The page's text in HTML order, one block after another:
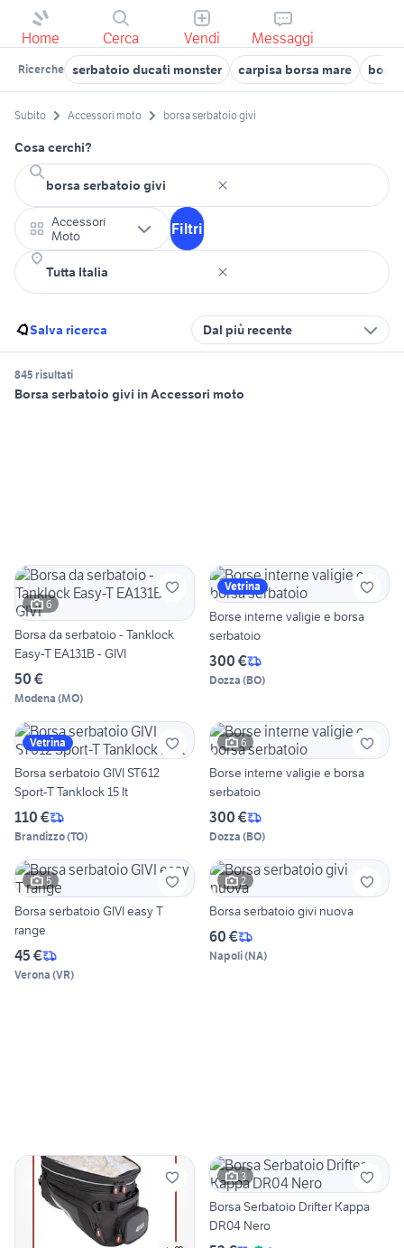
Home Cerca Vendi Messaggi
Ricerche serbatoio ducati monster carpisa borsa mare
Subito Accessori moto borsa serbatoio givi
Cosa cerchi?
Accessori
Moto
Filtri
Salva ricerca Dal più recente
845 risultati
Borsa serbatoio givi in Accessori moto
6
Borsa da serbatoio - Tanklock
Easy-T EA131B - GIVI
50 €
Modena (MO)
Vetrina
Borse interne valigie e borsa
serbatoio
300 €
Dozza (BO)
Vetrina
Borsa serbatoio GIVI ST612
Sport-T Tanklock 15 lt
110 €
Brandizzo(TO)
6
Borse interne valigie e borsa
serbatoio
300 €
Dozza (BO)
5
Borsa serbatoio GIVI easy T
range
45 €
Verona (VR)
2
Borsa serbatoio givi nuova
60 €
Napoli(NA)
3
Borsa Serbatoio Drifter Kappa
DR04 Nero